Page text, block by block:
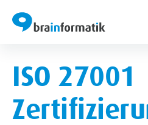
ISO 27001